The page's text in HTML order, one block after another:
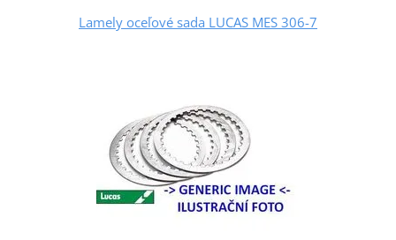
Lamely oceľové sada LUCAS MES 306-7